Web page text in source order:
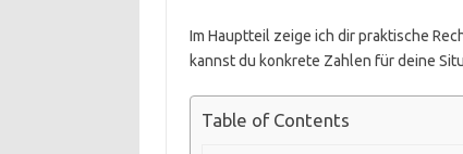
Im Hauptteil zeige ich dir praktische
kannst du konkrete Zahlen für deine
Table of Contents